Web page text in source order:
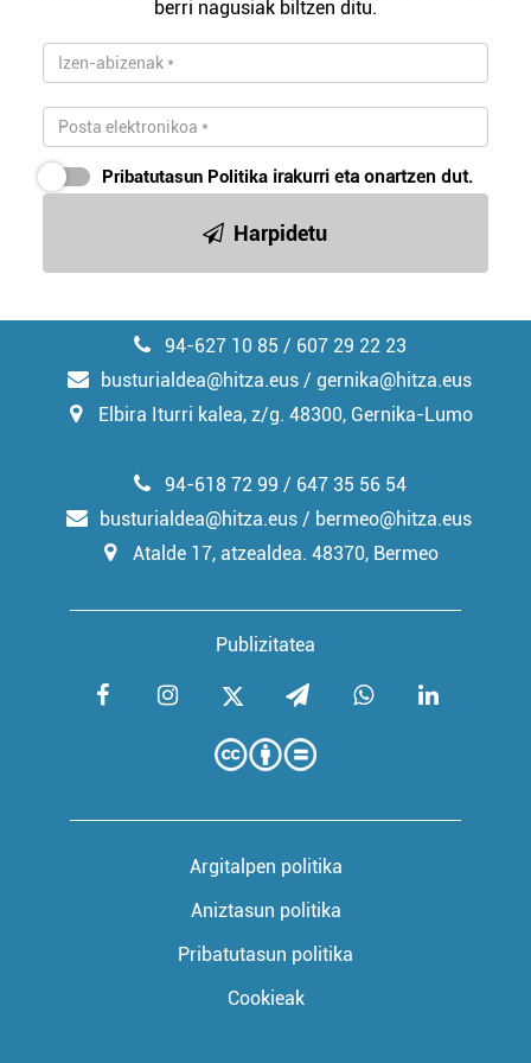
zerbitzuak hobetzeko asmoz, cookie teknologiaz
baliatzen gara. Ohar hau onartuz gero, teknologia hori
erabiltzeko baimen esplizitua ematen diguzu.Gehiago
irakurri
berri nagusiak biltzen ditu.
Pribatutasun Politika irakurri eta onartzen dut.
Harpidetu
94-627 10 85 / 607 29 22 23
busturialdea@hitza.eus / gernika@hitza.eus
Elbira Iturri kalea, z/g. 48300, Gernika-Lumo
Publizitatea
94-618 72 99 / 647 35 56 54
busturialdea@hitza.eus / bermeo@hitza.eus
Atalde 17, atzealdea. 48370, Bermeo
Argitalpen politika
Aniztasun politika
Pribatutasun politika
Cookieak